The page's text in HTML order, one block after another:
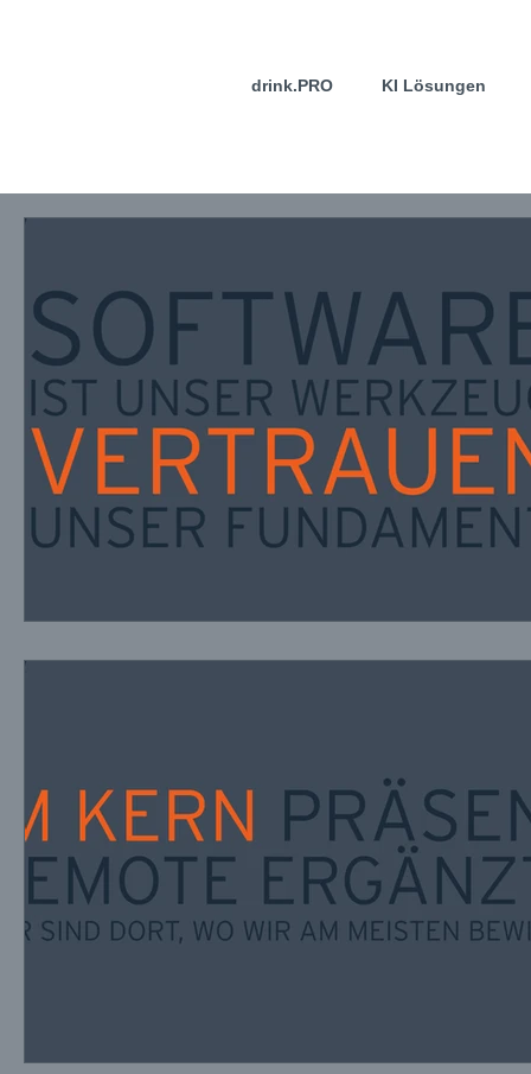
drink.PRO KI Lösungen